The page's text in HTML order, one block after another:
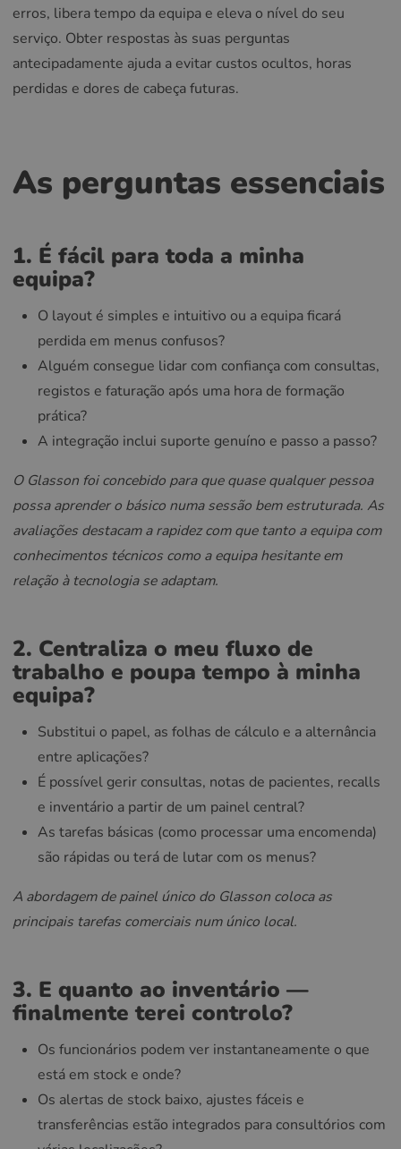
erros, libera tempo da equipa e eleva o nível do seu
serviço. Obter respostas às suas perguntas
antecipadamente ajuda a evitar custos ocultos, horas
perdidas e dores de cabeça futuras.
As perguntas essenciais
1. É fácil para toda a minha
equipa?
O layout é simples e intuitivo ou a equipa ficará
perdida em menus confusos?
Alguém consegue lidar com confiança com consultas,
registos e faturação após uma hora de formação
prática?
A integração inclui suporte genuíno e passo a passo?
O Glasson foi concebido para que quase qualquer pessoa
possa aprender o básico numa sessão bem estruturada. As
avaliações destacam a rapidez com que tanto a equipa com
conhecimentos técnicos como a equipa hesitante em
relação à tecnologia se adaptam.
2. Centraliza o meu fluxo de
trabalho e poupa tempo à minha
equipa?
Substitui o papel, as folhas de cálculo e a alternância
entre aplicações?
É possível gerir consultas, notas de pacientes, recalls
e inventário a partir de um painel central?
As tarefas básicas (como processar uma encomenda)
são rápidas ou terá de lutar com os menus?
A abordagem de painel único do Glasson coloca as
principais tarefas comerciais num único local.
3. E quanto ao inventário —
finalmente terei controlo?
Os funcionários podem ver instantaneamente o que
está em stock e onde?
Os alertas de stock baixo, ajustes fáceis e
transferências estão integrados para consultórios com